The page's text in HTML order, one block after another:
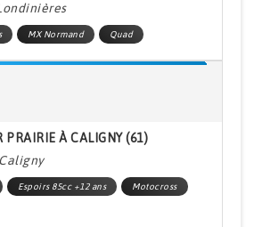
MX Normand Quad
PRAIRIE À CALIGNY (61)
Espoirs 85cc +12 ans Motocross